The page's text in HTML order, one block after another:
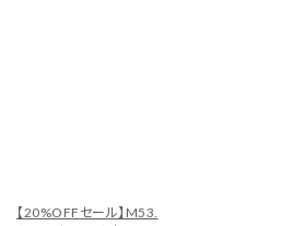
【20%OFFセール】M53.